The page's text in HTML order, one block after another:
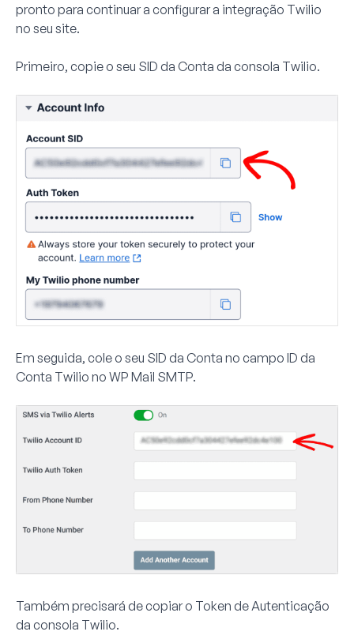
pronto para continuar a configurar a integração Twilio
no seu site.
Primeiro, copie o seu SID da Conta da consola Twilio.
Em seguida, cole o seu SID da Conta no campo ID da
Conta Twilio no WP Mail SMTP.
Também precisará de copiar o Token de Autenticação
da consola Twilio.